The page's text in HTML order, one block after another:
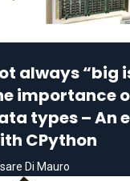
always “big
importance
types – An
CPython
Di Mauro